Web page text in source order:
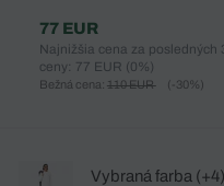
77 EUR
Najnižšia cena za posledných
ceny: 77 EUR (0%)
Bežná cena: 110 EUR (-30%)
Vybraná farba (+4)